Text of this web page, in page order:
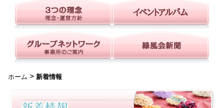
ホーム > 新着情報